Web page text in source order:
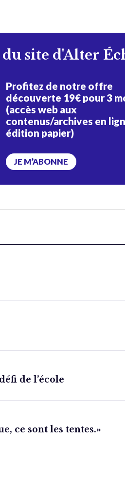
site d'Alter
Profitez de notre offre
découverte 19€ pour 3
(accès web aux
contenus/archives en
édition papier)
JE M’ABONNE
de l’école
ce sont les tentes.»